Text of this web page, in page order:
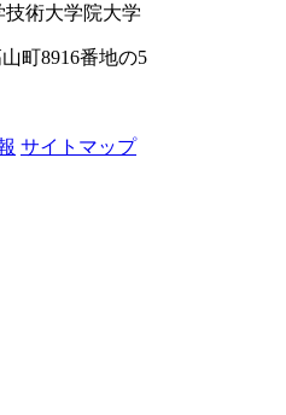
術大学院大学
町8916番地の5
サイトマップ